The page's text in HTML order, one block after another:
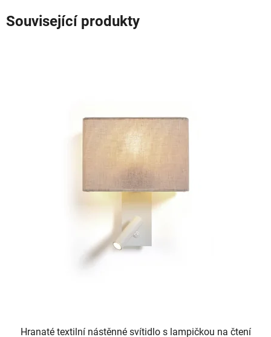
Související produkty
Hranaté textilní nástěnné svítidlo s lampičkou na čtení